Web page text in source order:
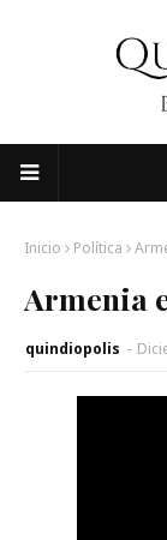
Inicio Política
Armenia
quindiopolis -